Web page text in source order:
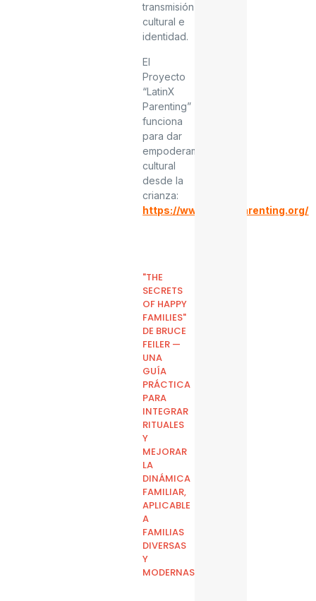
transmisión
cultural e
identidad.
El
Proyecto
“LatinX
Parenting”
funciona
para dar
empoderamiento
cultural
desde la
crianza:
https://www.latinxparenting.org/
"THE
SECRETS
OF HAPPY
FAMILIES"
DE BRUCE
FEILER —
UNA
GUÍA
PRÁCTICA
PARA
INTEGRAR
RITUALES
Y
MEJORAR
LA
DINÁMICA
FAMILIAR,
APLICABLE
A
FAMILIAS
DIVERSAS
Y
MODERNAS.